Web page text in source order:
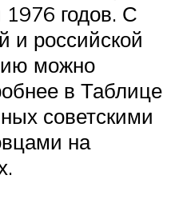
годов. С
и российской
можно
в Таблице
советскими
на